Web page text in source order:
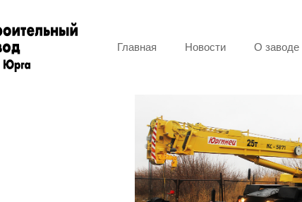
Главная Новости О заводе